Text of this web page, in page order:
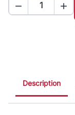
 
Description